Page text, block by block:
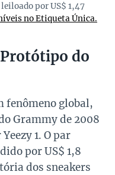
por US$ 1,47
no Etiqueta Única.
do
fenômeno global,
Grammy de 2008
1. O par
por US$ 1,8
dos sneakers